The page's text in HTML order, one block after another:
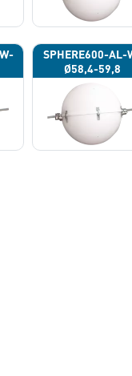
SPHERE600-AL-
Ø58,4-59,8